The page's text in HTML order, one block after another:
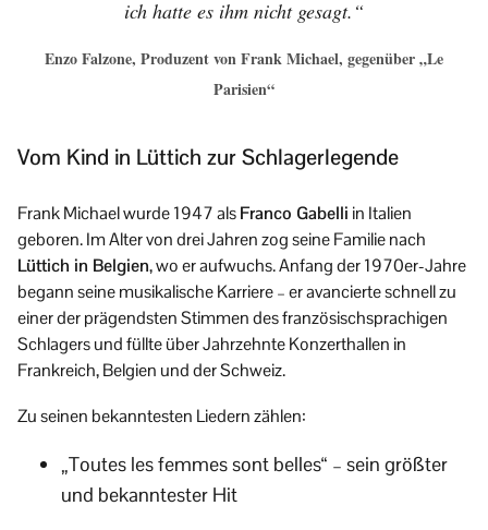
ich hatte es ihm nicht gesagt.“
Enzo Falzone, Produzent von Frank Michael, gegenüber „Le
Parisien“
Vom Kind in Lüttich zur Schlagerlegende
Frank Michael wurde 1947 alsFranco Gabelli in Italien
geboren. Im Alter von drei Jahren zog seine Familie nach
Lüttich in Belgien, wo er aufwuchs. Anfang der 1970er-Jahre
begann seine musikalische Karriere – er avancierte schnell zu
einer der prägendsten Stimmen des französischsprachigen
Schlagers und füllte über Jahrzehnte Konzerthallen in
Frankreich, Belgien und der Schweiz.
Zu seinen bekanntesten Liedern zählen:
„Toutes les femmes sont belles“ – sein größter
und bekanntester Hit